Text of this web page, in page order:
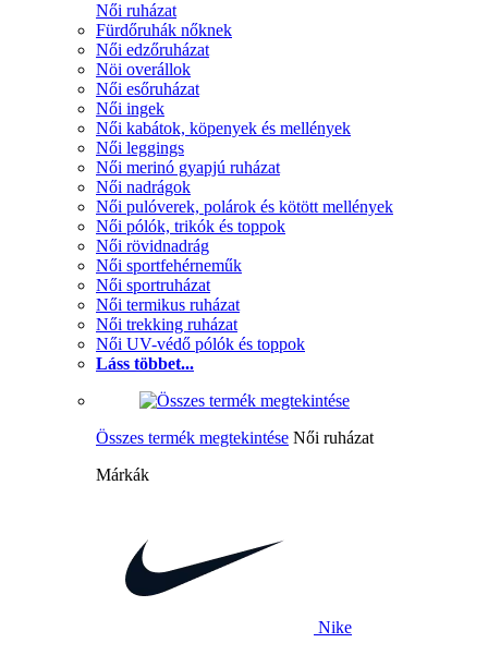
Női ruházat
Fürdőruhák nőknek
Női edzőruházat
Nöi overállok
Női esőruházat
Női ingek
Női kabátok, köpenyek és mellények
Női leggings
Női merinó gyapjú ruházat
Női nadrágok
Női pulóverek, polárok és kötött mellények
Női pólók, trikók és toppok
Női rövidnadrág
Női sportfehérneműk
Női sportruházat
Női termikus ruházat
Női trekking ruházat
Női UV-védő pólók és toppok
Láss többet...
Összes termék megtekintése Női ruházat
Márkák
Nike